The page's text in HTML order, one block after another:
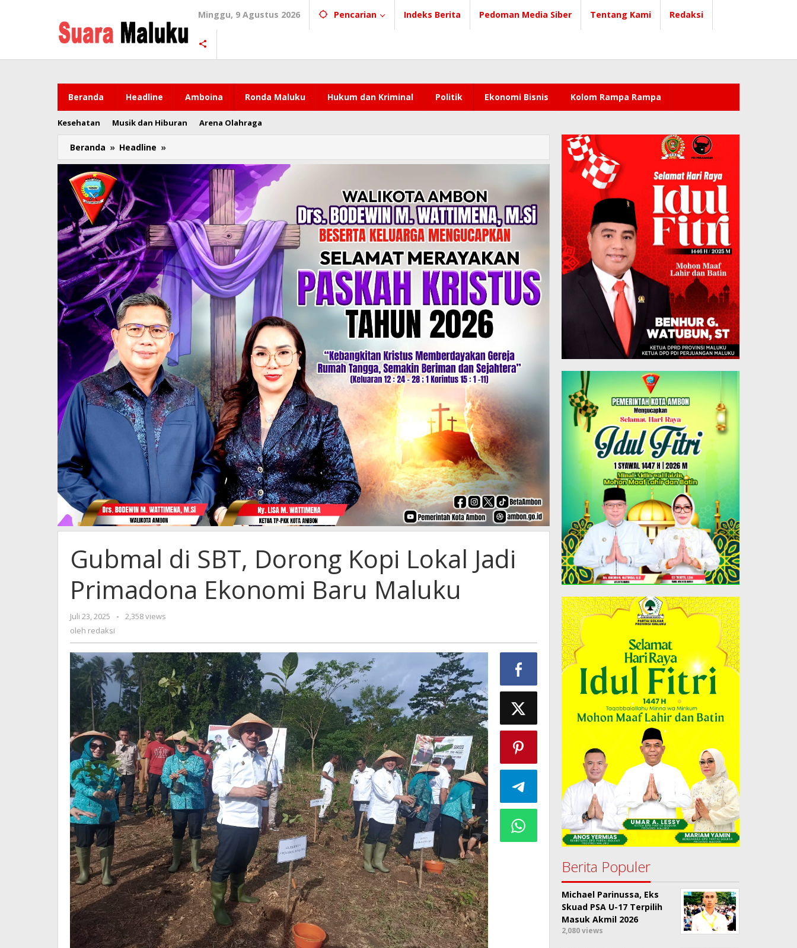
Minggu, 9 Agustus 2026 Pencarian Indeks Berita Pedoman Media Siber Tentang Kami Redaksi
Beranda Headline Amboina Ronda Maluku Hukum dan Kriminal Politik Ekonomi Bisnis Kolom Rampa Rampa
Kesehatan Musik dan Hiburan Arena Olahraga
Beranda » Headline »
di
Dorong
Kopi
Lokal
Jadi
Primadona
Ekonomi
Baru
Maluku
Gubmal di SBT, Dorong Kopi Lokal Jadi
Primadona Ekonomi Baru Maluku
Juli 23, 2025
oleh
-
2,358 views
oleh redaksi
Berita Populer
Michael Parinussa, Eks
Skuad PSA U-17 Terpilih
Masuk Akmil 2026
2,080 views